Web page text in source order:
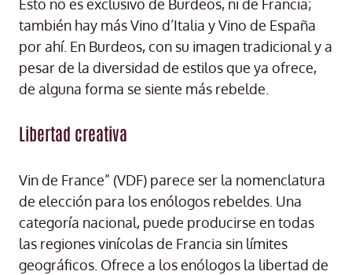
Esto no es exclusivo de Burdeos, ni de Francia;
también hay más Vino d’Italia y Vino de España
por ahí. En Burdeos, con su imagen tradicional y a
pesar de la diversidad de estilos que ya ofrece,
de alguna forma se siente más rebelde.
Libertad creativa
Vin de France” (VDF) parece ser la nomenclatura
de elección para los enólogos rebeldes. Una
categoría nacional, puede producirse en todas
las regiones vinícolas de Francia sin límites
geográficos. Ofrece a los enólogos la libertad de